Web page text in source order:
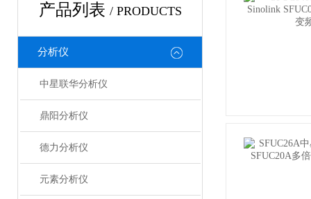
产品列表 / PRODUCTS
分析仪
中星联华分析仪
鼎阳分析仪
德力分析仪
元素分析仪